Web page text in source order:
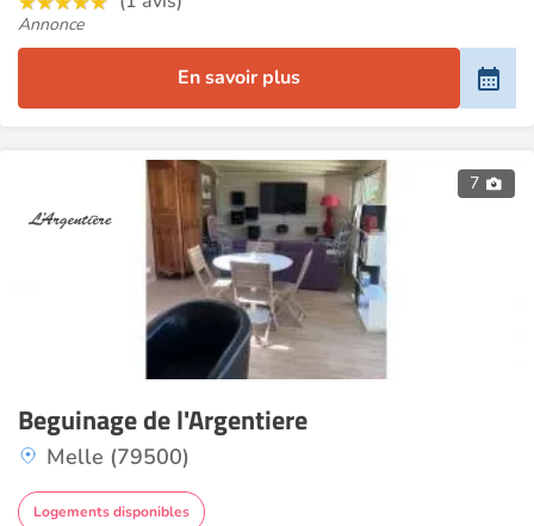
Annonce
En savoir plus
7
Beguinage de l'Argentiere
Melle (79500)
Logements disponibles